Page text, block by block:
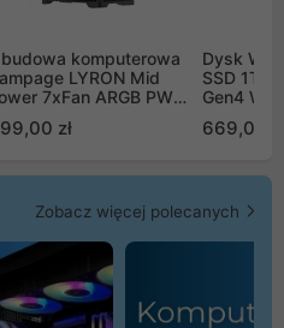
komputerowa
LYRON Mid
7xFan ARGB PWM
zł
Dysk WD
SSD 1TB
Gen4
669,00
Zobacz więcej polecanych